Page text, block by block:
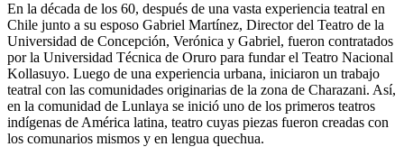
En la década de los 60, después de una vasta experiencia teatral en
Chile junto a su esposo Gabriel Martínez, Director del Teatro de la
Universidad de Concepción, Verónica y Gabriel, fueron contratados
por la Universidad Técnica de Oruro para fundar el Teatro Nacional
Kollasuyo. Luego de una experiencia urbana, iniciaron un trabajo
teatral con las comunidades originarias de la zona de Charazani. Así,
en la comunidad de Lunlaya se inició uno de los primeros teatros
indígenas de América latina, teatro cuyas piezas fueron creadas con
los comunarios mismos y en lengua quechua.